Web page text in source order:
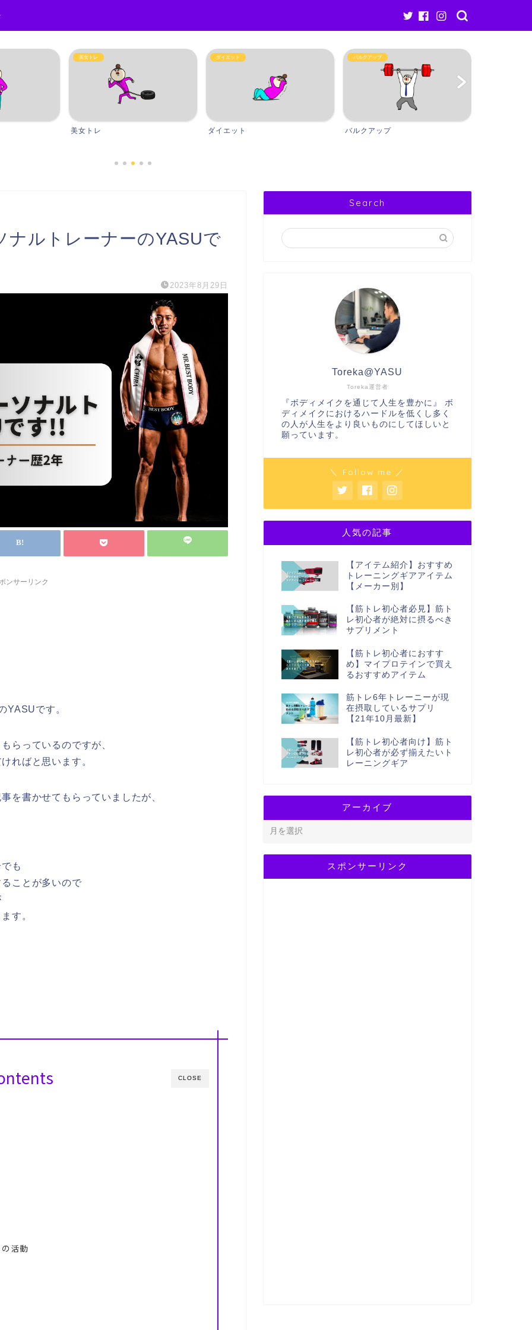
ダイエット
ダイエット
バルクアップ
バルクアップ
ギア・アイテム
ギア・アイテム
ナルトレーナーのYASUで
2023年8月29日
ンサーリンク
YASUです。
らっているのですが、
ればと思います。
を書かせてもらっていましたが、
も
ことが多いので
す。
CLOSE
活動
Search
Toreka運営者
Toreka@YASU
『ボディメイクを通じて人生を豊かに』 ボ
ディメイクにおけるハードルを低くし多く
の人が人生をより良いものにしてほしいと
願っています。
＼ Follow me ／
人気の記事
【アイテム紹介】おすすめ
トレーニングギアアイテム
【メーカー別】
【筋トレ初心者必見】筋ト
レ初心者が絶対に摂るべき
サプリメント
【筋トレ初心者におすす
め】マイプロテインで買え
るおすすめアイテム
筋トレ6年トレーニーが現
在摂取しているサプリ
【21年10月最新】
【筋トレ初心者向け】筋ト
レ初心者が必ず揃えたいト
レーニングギア
アーカイブ
スポンサーリンク